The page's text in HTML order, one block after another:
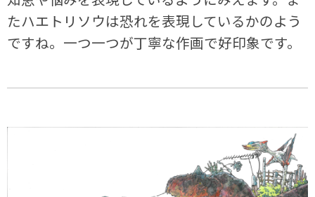
たハエトリソウは恐れを表現しているかのよう
ですね。一つ一つが丁寧な作画で好印象です。